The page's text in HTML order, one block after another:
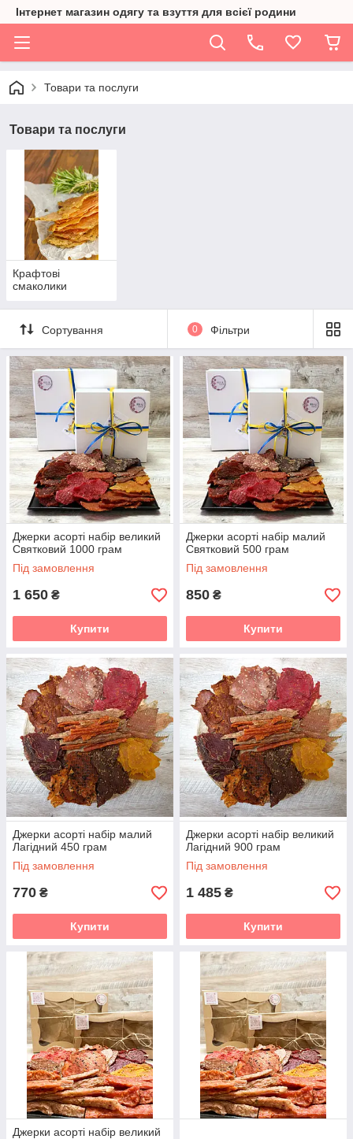
Інтернет магазин одягу та взуття для всієї родини
Товари та послуги
Товари та послуги
Крафтові
смаколики
Сортування 0 Фільтри
Джерки асорті набір великий
Святковий 1000 грам
Під замовлення
1 650 ₴
Купити
Джерки асорті набір малий
Святковий 500 грам
Під замовлення
850 ₴
Купити
Джерки асорті набір малий
Лагідний 450 грам
Під замовлення
770 ₴
Купити
Джерки асорті набір великий
Лагідний 900 грам
Під замовлення
1 485 ₴
Купити
Джерки асорті набір великий